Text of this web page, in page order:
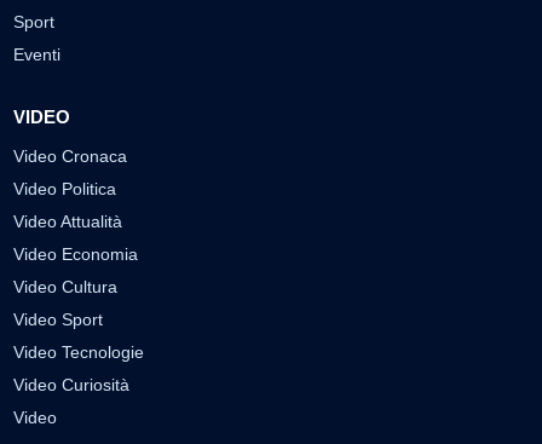
Sport
Eventi
VIDEO
Video Cronaca
Video Politica
Video Attualità
Video Economia
Video Cultura
Video Sport
Video Tecnologie
Video Curiosità
Video